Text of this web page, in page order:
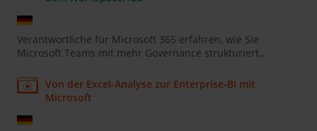
Verantwortliche für Microsoft 365 erfahren, wie Sie
Microsoft Teams mit mehr Governance strukturiert...
Von der Excel-Analyse zur Enterprise-BI mit
Microsoft